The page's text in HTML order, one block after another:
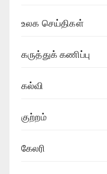
உலக செய்திகள்
கருத்துக் கணிப்பு
கல்வி
குற்றம்
கேலரி